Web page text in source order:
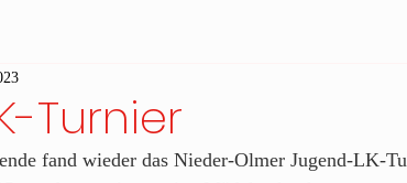
Turnier
fand wieder das Nieder-Olmer Jugend-LK-